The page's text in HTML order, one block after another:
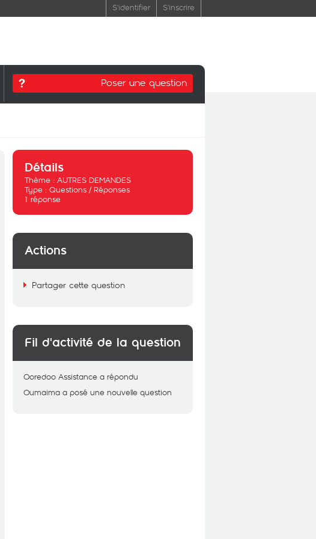
S'identifier S'inscrire
Poser une question
Détails
Thème : AUTRES DEMANDES
Type : Questions / Réponses
1 réponse
Actions
Partager cette question
Fil d'activité de la question
Ooredoo Assistance a répondu
Oumaima a posé une nouvelle question